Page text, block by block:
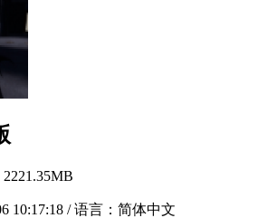
10:17:18 / 语言：简体中文